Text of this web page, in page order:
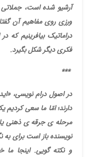
آرشیو شده است، جملاتی
ورزی روی مفاهیم آن
دراماتیک بیافرینیم که
فکری دیگر شکل بگیرد.
***
در اصول درام نویسی،
دارند؛ امّا ما سعی
مرحله ی جرقه ی ذهنی
نویسنده باز است برای به
و نکته گویی. اینجا ما